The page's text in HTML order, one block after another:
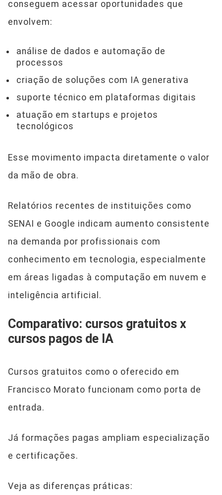
conseguem acessar oportunidades que
envolvem:
análise de dados e automação de
processos
criação de soluções com IA generativa
suporte técnico em plataformas digitais
atuação em startups e projetos
tecnológicos
Esse movimento impacta diretamente o valor
da mão de obra.
Relatórios recentes de instituições como
SENAI e Google indicam aumento consistente
na demanda por profissionais com
conhecimento em tecnologia, especialmente
em áreas ligadas à computação em nuvem e
inteligência artificial.
Comparativo: cursos gratuitos x
cursos pagos de IA
Cursos gratuitos como o oferecido em
Francisco Morato funcionam como porta de
entrada.
Já formações pagas ampliam especialização
e certificações.
Veja as diferenças práticas: